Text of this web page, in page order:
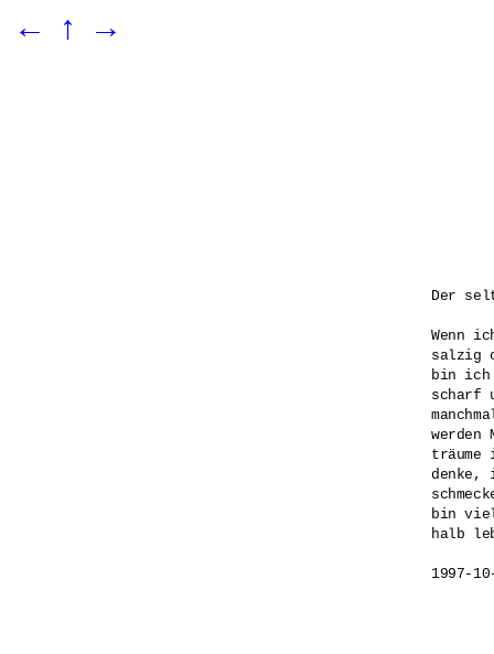
← ↑ →
Der
Wenn
salzig
bin
scharf
werden
träume
bin
halb
1997-